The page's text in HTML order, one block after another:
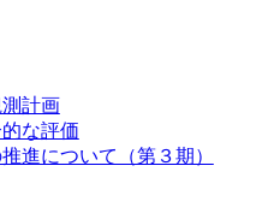
計画
な評価
進について（第３期）